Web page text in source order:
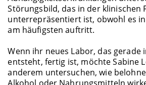
Störungsbild, das in der klinischen
unterrepräsentiert ist, obwohl es
am häufigsten auftritt.
Wenn ihr neues Labor, das gerade
entsteht, fertig ist, möchte Sabine
anderem untersuchen, wie
Alkohol oder Nahrungsmitteln